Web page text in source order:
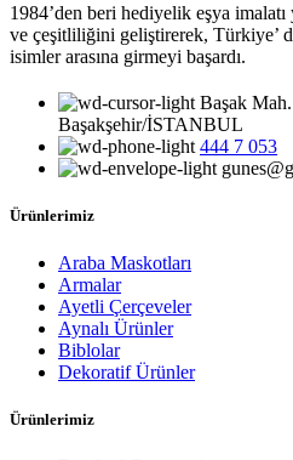
1984’den beri hediyelik eşya
ve çeşitliliğini geliştirerek, Türkiye’
isimler arasına girmeyi başardı.
Başak
Başakşehir/İSTANBUL
444 7 053
Ürünlerimiz
Araba Maskotları
Armalar
Ayetli Çerçeveler
Aynalı Ürünler
Biblolar
Dekoratif Ürünler
Ürünlerimiz